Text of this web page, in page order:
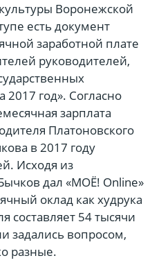
Воронежской
есть документ
заработной плате
руководителей,
год». Согласно
зарплата
Платоновского
в 2017 году
Исходя из
дал «MOЁ! Online»
оклад как худрука
составляет 54 тысячи
задались вопросом,
разные.